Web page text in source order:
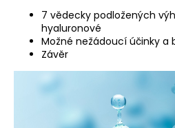
7 vědecky podložených
hyaluronové
Možné nežádoucí účinky
Závěr
j